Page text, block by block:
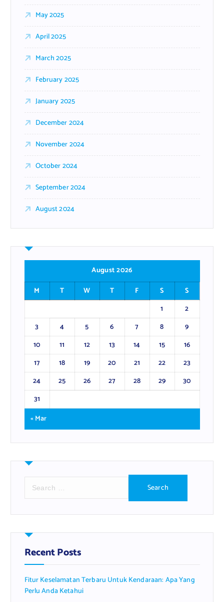
May 2025
April 2025
March 2025
February 2025
January 2025
December 2024
November 2024
October 2024
September 2024
August 2024
August 2026
M
T W T F S
S
1
2
3
4 5 6 7 8
9
10
11 12 13 14 15
16
17
18 19 20 21 22
23
24
25 26 27 28 29
30
31
« Mar
r
h
f
o
:
Recent Posts
Fitur Keselamatan Terbaru Untuk Kendaraan: Apa Yang
Perlu Anda Ketahui